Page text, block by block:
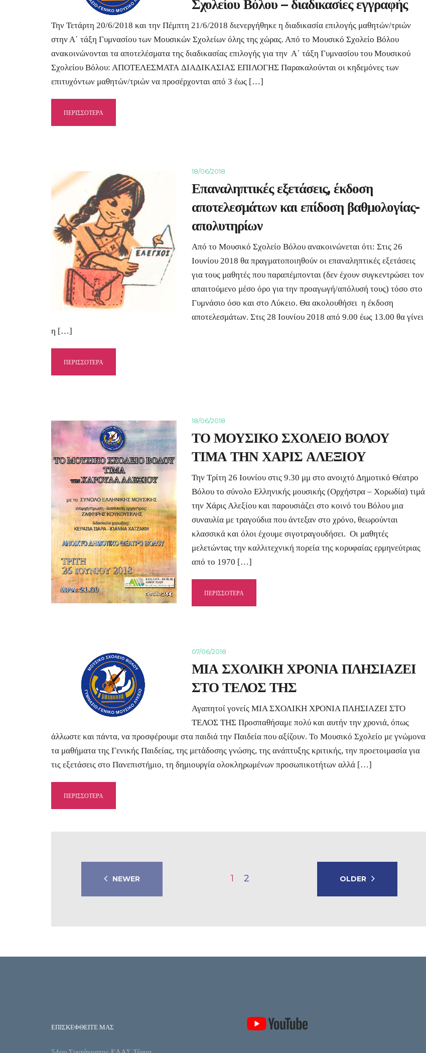
Σχολείου Βόλου – διαδικασίες εγγραφής
Την Τετάρτη 20/6/2018 και την Πέμπτη 21/6/2018 διενεργήθηκε η διαδικασία επιλογής μαθητών/τριών
στην Α΄ τάξη Γυμνασίου των Μουσικών Σχολείων όλης της χώρας. Από το Μουσικό Σχολείο Βόλου
ανακοινώνονται τα αποτελέσματα της διαδικασίας επιλογής για την Α΄ τάξη Γυμνασίου του Μουσικού
Σχολείου Βόλου: ΑΠΟΤΕΛΕΣΜΑΤΑ ΔΙΑΔΙΚΑΣΙΑΣ ΕΠΙΛΟΓΗΣ Παρακαλούνται οι κηδεμόνες των
επιτυχόντων μαθητών/τριών να προσέρχονται από 3 έως […]
ΠΕΡΙΣΣΟΤΕΡΑ
18/06/2018
Επαναληπτικές εξετάσεις, έκδοση
αποτελεσμάτων και επίδοση βαθμολογίας-
απολυτηρίων
Από το Μουσικό Σχολείο Βόλου ανακοινώνεται ότι: Στις 26
Ιουνίου 2018 θα πραγματοποιηθούν οι επαναληπτικές εξετάσεις
για τους μαθητές που παραπέμπονται (δεν έχουν συγκεντρώσει τον
απαιτούμενο μέσο όρο για την προαγωγή/απόλυσή τους) τόσο στο
Γυμνάσιο όσο και στο Λύκειο. Θα ακολουθήσει η έκδοση
αποτελεσμάτων. Στις 28 Ιουνίου 2018 από 9.00 έως 13.00 θα γίνει
η […]
ΠΕΡΙΣΣΟΤΕΡΑ
18/06/2018
ΤΟ ΜΟΥΣΙΚΟ ΣΧΟΛΕΙΟ ΒΟΛΟΥ
ΤΙΜΑ ΤΗΝ ΧΑΡΙΣ ΑΛΕΞΙΟΥ
Την Τρίτη 26 Ιουνίου στις 9.30 μμ στο ανοιχτό Δημοτικό Θέατρο
Βόλου το σύνολο Ελληνικής μουσικής (Ορχήστρα – Χορωδία) τιμά
την Χάρις Αλεξίου και παρουσιάζει στο κοινό του Βόλου μια
συναυλία με τραγούδια που άντεξαν στο χρόνο, θεωρούνται
κλασσικά και όλοι έχουμε σιγοτραγουδήσει. Οι μαθητές
μελετώντας την καλλιτεχνική πορεία της κορυφαίας ερμηνεύτριας
από το 1970 […]
ΠΕΡΙΣΣΟΤΕΡΑ
07/06/2018
ΜΙΑ ΣΧΟΛΙΚΗ ΧΡΟΝΙΑ ΠΛΗΣΙΑΖΕΙ
ΣΤΟ ΤΕΛΟΣ ΤΗΣ
Αγαπητοί γονείς ΜΙΑ ΣΧΟΛΙΚΗ ΧΡΟΝΙΑ ΠΛΗΣΙΑΖΕΙ ΣΤΟ
ΤΕΛΟΣ ΤΗΣ Προσπαθήσαμε πολύ και αυτήν την χρονιά, όπως
άλλωστε και πάντα, να προσφέρουμε στα παιδιά την Παιδεία που αξίζουν. Το Μουσικό Σχολείο με γνώμονα
τα μαθήματα της Γενικής Παιδείας, της μετάδοσης γνώσης, της ανάπτυξης κριτικής, την προετοιμασία για
τις εξετάσεις στο Πανεπιστήμιο, τη δημιουργία ολοκληρωμένων προσωπικοτήτων αλλά […]
ΠΕΡΙΣΣΟΤΕΡΑ
NEWER 1 2 OLDER
ΕΠΙΣΚΕΦΘΕΙΤΕ ΜΑΣ